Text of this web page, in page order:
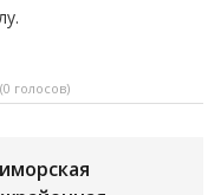
(0 голосов)